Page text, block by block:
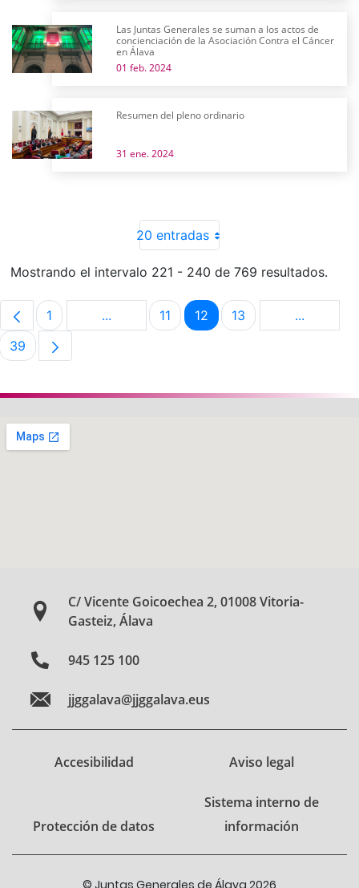
Las Juntas Generales se suman a los actos de
concienciación de la Asociación Contra el Cáncer
en Álava
01 feb. 2024
Resumen del pleno ordinario
31 ene. 2024
20 entradas
Mostrando el intervalo 221 - 240 de 769 resultados.
Página
1 ...Páginas intermedias Use TAB para
Página
11 Página
12 Página
13 ...Páginas
Página
39
C/ Vicente Goicoechea 2, 01008 Vitoria-
Gasteiz, Álava
945 125 100
jjggalava@jjggalava.eus
Accesibilidad Aviso legal
Protección de datos
Sistema interno de
información